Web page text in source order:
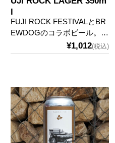
l
FUJI ROCK FESTIVALとBR
EWDOGのコラボビール。…
¥1,012(税込)